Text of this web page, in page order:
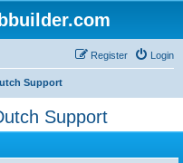
Login
Register
Support
Support